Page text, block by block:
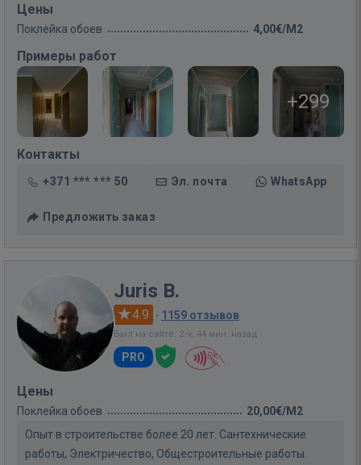
Цены
Поклейка обоев 4,00€/M2
Примеры работ
+299
Контакты
+371 *** *** 50 Эл. почта WhatsApp
Предложить заказ
Juris B.
4.9 · 1159 отзывов
Был на сайте: 2 ч. 44 мин. назад
PRO
Цены
Поклейка обоев
20,00€/M2
Опыт в строительстве более 20 лет. Сантехнические
работы, Электричество, Общестроительные работы.